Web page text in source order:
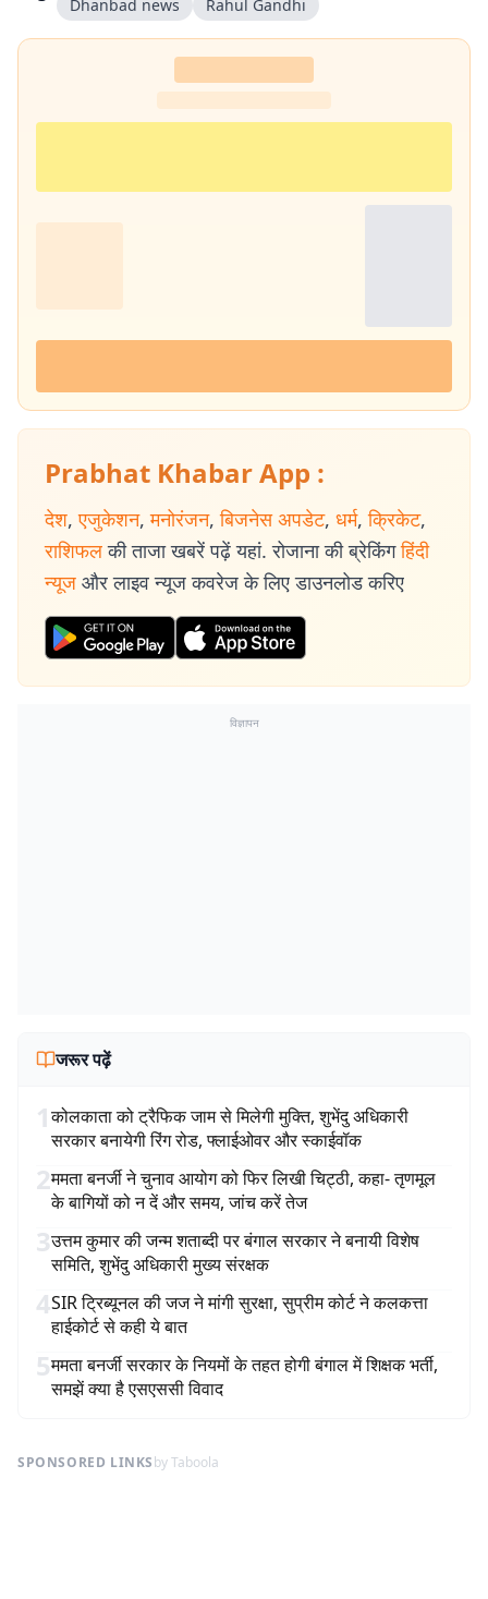
Dhanbad news Rahul Gandhi
Prabhat Khabar App :
देश, एजुकेशन, मनोरंजन, बिजनेस अपडेट, धर्म, क्रिकेट,
राशिफल की ताजा खबरें पढ़ें यहां. रोजाना की ब्रेकिंग हिंदी
न्यूज और लाइव न्यूज कवरेज के लिए डाउनलोड करिए
विज्ञापन
जरूर पढ़ें
1कोलकाता को ट्रैफिक जाम से मिलेगी मुक्ति, शुभेंदु अधिकारी
सरकार बनायेगी रिंग रोड, फ्लाईओवर और स्काईवॉक
2ममता बनर्जी ने चुनाव आयोग को फिर लिखी चिट्ठी, कहा- तृणमूल
के बागियों को न दें और समय, जांच करें तेज
3उत्तम कुमार की जन्म शताब्दी पर बंगाल सरकार ने बनायी विशेष
समिति, शुभेंदु अधिकारी मुख्य संरक्षक
4SIR ट्रिब्यूनल की जज ने मांगी सुरक्षा, सुप्रीम कोर्ट ने कलकत्ता
हाईकोर्ट से कही ये बात
5ममता बनर्जी सरकार के नियमों के तहत होगी बंगाल में शिक्षक भर्ती,
समझें क्या है एसएससी विवाद
SPONSORED LINKSby Taboola